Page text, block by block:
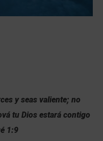
y seas valiente; no
tu Dios estará contigo
1:9